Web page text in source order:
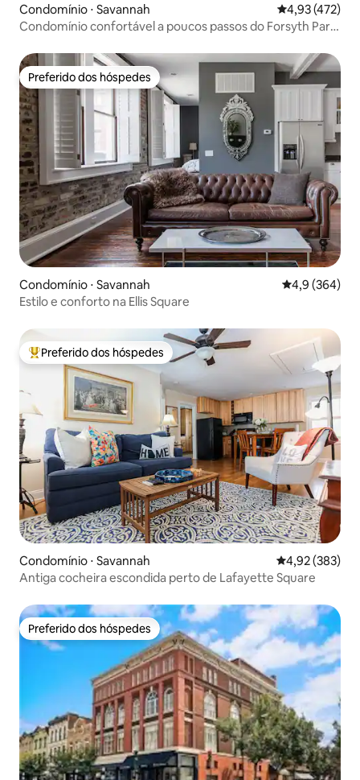
Condomínio ⋅ Savannah 4,93 de uma
4,93 (472)
Condomínio confortável a poucos passos do Forsyth Park
Preferido dos hóspedes
Preferido dos hóspedes
Condomínio ⋅ Savannah 4,9 de uma
4,9 (364)
Estilo e conforto na Ellis Square
Entre os melhores preferidos dos hóspedes
Preferido dos hóspedes
Condomínio ⋅ Savannah 4,92 de uma
4,92 (383)
Antiga cocheira escondida perto de Lafayette Square
Preferido dos hóspedes
Preferido dos hóspedes